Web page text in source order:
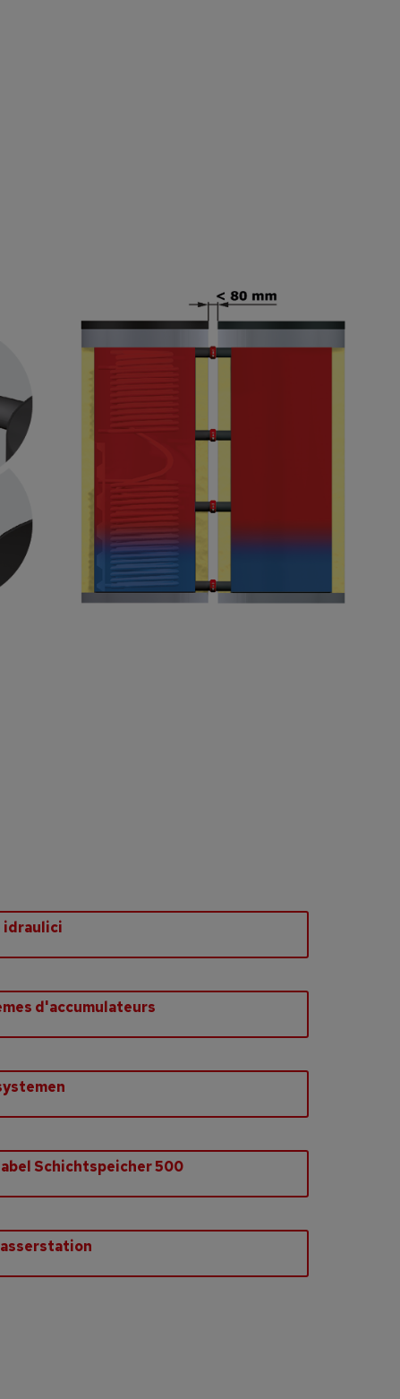
idraulici
d'accumulateurs
Schichtspeicher 500